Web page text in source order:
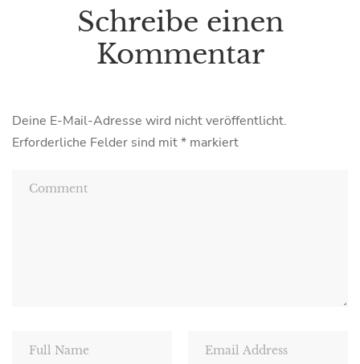
Schreibe einen
Kommentar
Deine E-Mail-Adresse wird nicht veröffentlicht.
Erforderliche Felder sind mit* markiert